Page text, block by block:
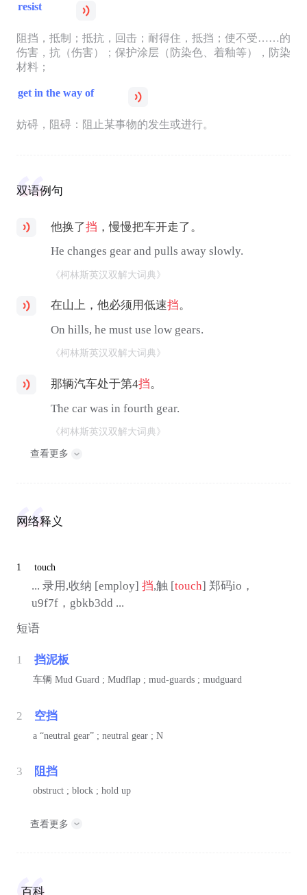
resist
阻挡，抵制；抵抗，回击；耐得住，抵挡；使不受……的
伤害，抗（伤害）；保护涂层（防染色、着釉等），防染
材料；
get in the way of
妨碍，阻碍：阻止某事物的发生或进行。
双语例句
他换了挡 ，慢慢把车开走了。
He changes gear and pulls away slowly.
《柯林斯英汉双解大词典》
在山上，他必须用低速挡。
On hills, he must use low gears.
《柯林斯英汉双解大词典》
那辆汽车处于第4挡。
The car was in fourth gear.
《柯林斯英汉双解大词典》
查看更多
网络释义
1 touch
... 录用,收纳 [employ] 挡,触 [touch] 郑码io，
u9f7f，gbkb3dd ...
短语
1 挡泥板
车辆 Mud Guard ; Mudflap ; mud-guards ; mudguard
2 空挡
a “neutral gear” ; neutral gear ; N
3 阻挡
obstruct ; block ; hold up
查看更多
百科